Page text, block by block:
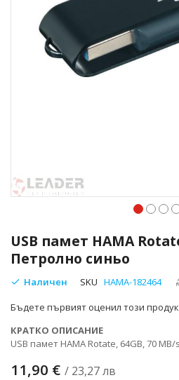
USB памет HAMA
Петролно синьо
Наличен SKU HAMA-182464
Бъдете първият оценил този
КРАТКО ОПИСАНИЕ
USB памет HAMA Rotate, 64GB, 70
11,90 € / 23,27 лв
към
началото
на
галерия
снимки